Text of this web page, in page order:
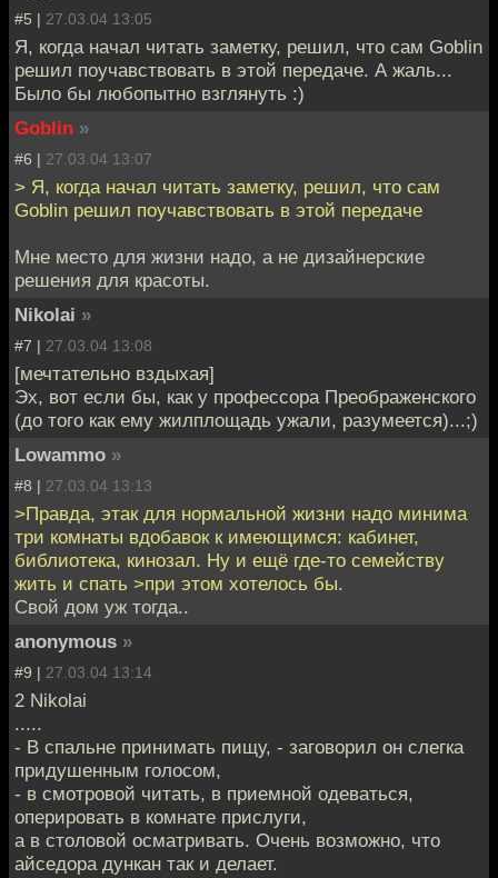
#5 | 27.03.04 13:05
Я, когда начал читать заметку, решил, что сам Goblin
решил поучавствовать в этой передаче. А жаль...
Было бы любопытно взглянуть :)
Goblin »
#6 | 27.03.04 13:07
> Я, когда начал читать заметку, решил, что сам
Goblin решил поучавствовать в этой передаче
Мне место для жизни надо, а не дизайнерские
решения для красоты.
Nikolai »
#7 | 27.03.04 13:08
[мечтательно вздыхая]
Эх, вот если бы, как у профессора Преображенского
(до того как ему жилплощадь ужали, разумеется)...;)
Lowammo »
#8 | 27.03.04 13:13
>Правда, этак для нормальной жизни надо минима
три комнаты вдобавок к имеющимся: кабинет,
библиотека, кинозал. Ну и ещё где-то семейству
жить и спать >при этом хотелось бы.
Свой дом уж тогда..
anonymous »
#9 | 27.03.04 13:14
2 Nikolai
.....
- В спальне принимать пищу, - заговорил он слегка
придушенным голосом,
- в смотровой читать, в приемной одеваться,
оперировать в комнате прислуги,
а в столовой осматривать. Очень возможно, что
айседора дункан так и делает.